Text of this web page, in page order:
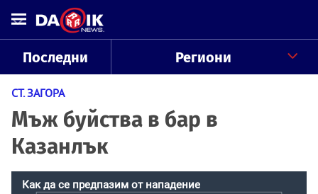
Последни Региони
СТ. ЗАГОРА
Мъж буйства в бар в
Казанлък